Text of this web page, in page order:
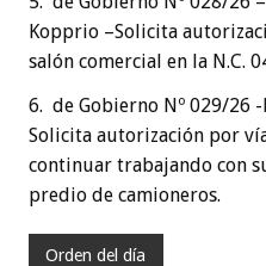
Kopprio –Solicita
salón comercial en la N.C.
6. de Gobierno Nº 029/26
Solicita autorización por
continuar trabajando con
predio de camioneros.
Orden del día